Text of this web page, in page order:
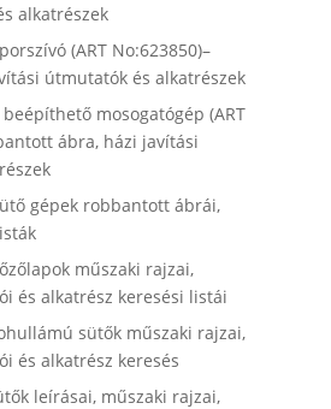
alkatrészek
(ART No:623850)–
útmutatók és alkatrészek
beépíthető mosogatógép (ART
ábra, házi javítási
gépek robbantott ábrái,
műszaki rajzai,
és alkatrész keresési listái
sütők műszaki rajzai,
és alkatrész keresés
leírásai, műszaki rajzai,